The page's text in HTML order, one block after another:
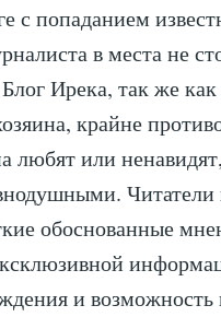
с попаданием
в места не
Ирека, так же
крайне
или
Читатели
обоснованные
и возможность